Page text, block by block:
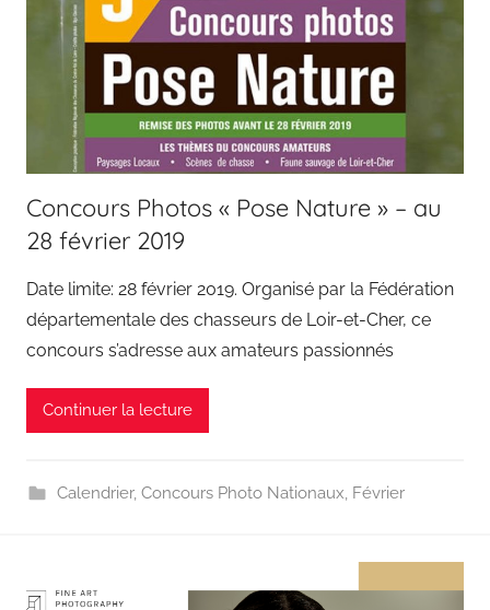
Concours Photos « Pose Nature » – au
28 février 2019
Date limite: 28 février 2019. Organisé par la Fédération
départementale des chasseurs de Loir-et-Cher, ce
concours s’adresse aux amateurs passionnés
Continuer la lecture
Calendrier, Concours Photo Nationaux, Février